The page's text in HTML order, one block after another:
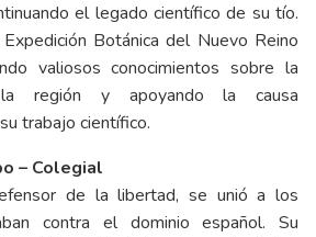
el legado científico de su tío.
Botánica del Nuevo Reino
valiosos conocimientos sobre la
región y apoyando la causa
trabajo científico.
– Colegial
de la libertad, se unió a los
contra el dominio español. Su